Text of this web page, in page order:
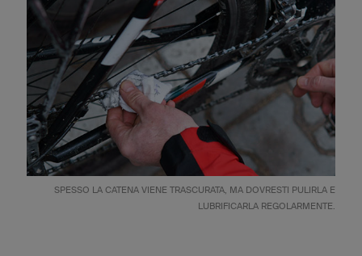
SPESSO LA CATENA VIENE TRASCURATA, MA DOVRESTI PULIRLA E
LUBRIFICARLA REGOLARMENTE.